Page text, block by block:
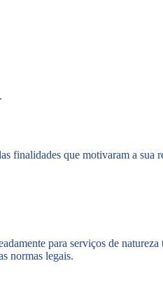
finalidades que motivaram a
para serviços de
normas legais.